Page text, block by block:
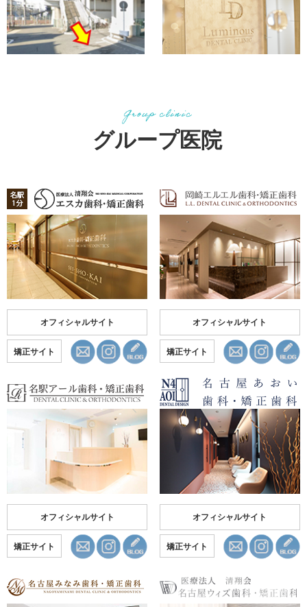
グループ医院
オフィシャルサイト
矯正サイト
オフィシャルサイト
矯正サイト
オフィシャルサイト
矯正サイト
オフィシャルサイト
矯正サイト